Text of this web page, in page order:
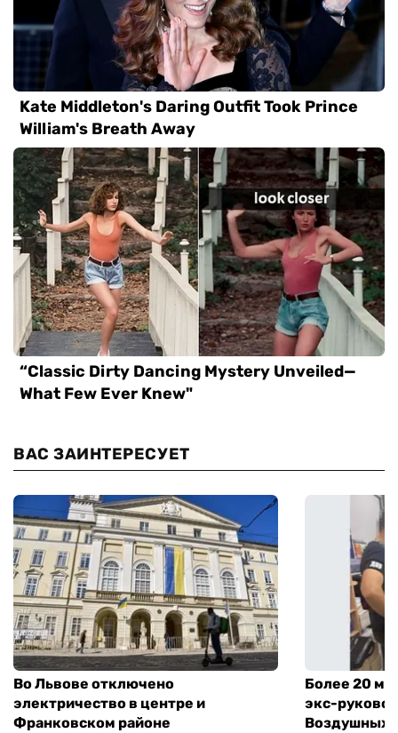
ВАС ЗАИНТЕРЕСУЕТ
Во Львове отключено
электричество в центре и
Франковском районе
Более 20
экс-
Воздушных